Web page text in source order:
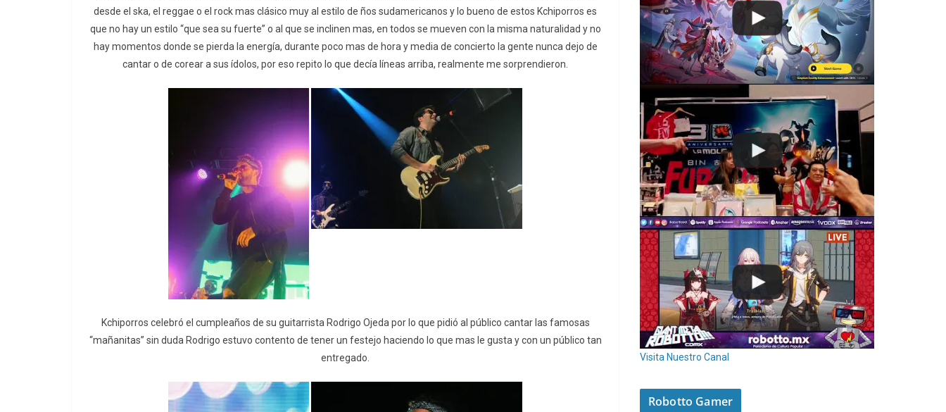
desde el ska, el reggae o el rock mas clásico muy al estilo de ños sudamericanos y lo bueno de estos Kchiporros es
que no hay un estilo “que sea su fuerte” o al que se inclinen mas, en todos se mueven con la misma naturalidad y no
hay momentos donde se pierda la energía, durante poco mas de hora y media de concierto la gente nunca dejo de
cantar o de corear a sus ídolos, por eso repito lo que decía líneas arriba, realmente me sorprendieron.
Kchiporros celebró el cumpleaños de su guitarrista Rodrigo Ojeda por lo que pidió al público cantar las famosas
“mañanitas” sin duda Rodrigo estuvo contento de tener un festejo haciendo lo que mas le gusta y con un público tan
entregado.
Visita Nuestro Canal
Robotto Gamer